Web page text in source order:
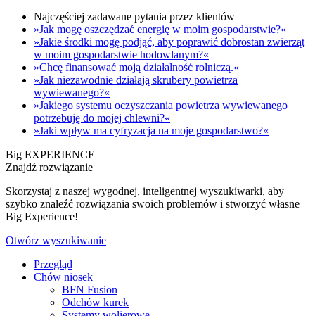
Najczęściej zadawane pytania przez klientów
»Jak mogę oszczędzać energię w moim gospodarstwie?«
»Jakie środki mogę podjąć, aby poprawić dobrostan zwierząt
w moim gospodarstwie hodowlanym?«
»Chcę finansować moją działalność rolniczą.«
»Jak niezawodnie działają skrubery powietrza
wywiewanego?«
»Jakiego systemu oczyszczania powietrza wywiewanego
potrzebuję do mojej chlewni?«
»Jaki wpływ ma cyfryzacja na moje gospodarstwo?«
Big EXPERIENCE
Znajdź rozwiązanie
Skorzystaj z naszej wygodnej, inteligentnej wyszukiwarki, aby
szybko znaleźć rozwiązania swoich problemów i stworzyć własne
Big Experience!
Otwórz wyszukiwanie
Przegląd
Chów niosek
BFN Fusion
Odchów kurek